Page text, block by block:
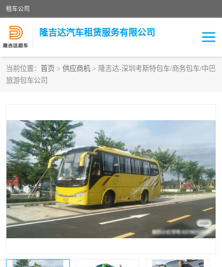
租车公司
隆吉达汽车租赁服务有限公司
当前位置： 首页 > 供应商机 > 隆吉达-深圳考斯特包车/商务包车/中巴
旅游包车公司
租车公司